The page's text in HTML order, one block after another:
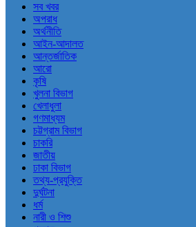
সব খবর
অপরাধ
অর্থনীতি
আইন-আদালত
আন্তর্জাতিক
আরো
কৃষি
খুলনা বিভাগ
খেলাধুলা
গণমাধ্যম
চট্টগ্রাম বিভাগ
চাকরি
জাতীয়
ঢাকা বিভাগ
তথ্য-প্রযুক্তি
দুর্ঘটনা
ধর্ম
নারী ও শিশু